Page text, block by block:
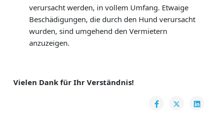
verursacht werden, in vollem Umfang. Etwaige
Beschädigungen, die durch den Hund verursacht
wurden, sind umgehend den Vermietern
anzuzeigen.
Vielen Dank für Ihr Verständnis!